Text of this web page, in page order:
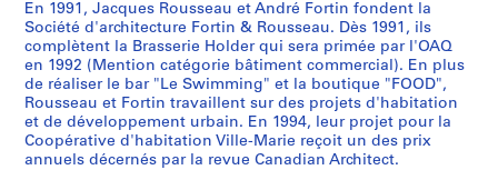
t
a
i
n
e
s
d
f
"
d
e
l
'
a
r
a
i
n
d
e
M
c
e
à
b
u
r
e
s
-
d
e
-
L
é
g
a
r
y
O
l
y
t
a
p
e
r
V
e
c
e
J
a
c
q
u
e
e
n
v
i
l
l
o
u
s
k
i
,
1
e
a
n
n
i
v
e
g
e
m
e
n
t
d
o
-
Q
u
é
b
e
u
C
a
n
a
l
d
S
e
r
i
e
s
En 1991, Jacques Rousseau et André Fortin fondent la
Société d'architecture Fortin & Rousseau. Dès 1991, ils
complètent la Brasserie Holder qui sera primée par l'OAQ
en 1992 (Mention catégorie bâtiment commercial). En plus
de réaliser le bar "Le Swimming" et la boutique "FOOD",
Rousseau et Fortin travaillent sur des projets d'habitation
et de développement urbain. En 1994, leur projet pour la
Coopérative d'habitation Ville-Marie reçoit un des prix
annuels décernés par la revue Canadian Architect.